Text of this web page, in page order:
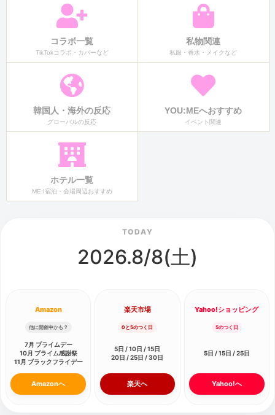
コラボ一覧
TikTokコラボ・カバーなど
私物関連
私服・香水・メイクなど
韓国人・海外の反応
グローバルの反応
YOU:MEへおすすめ
イベント関連
ホテル一覧
ME:I宿泊・会場周辺おすすめ
TODAY
2026.8/8(土)
Amazon
他に開催中かも？
7月 プライムデー
10月 プライム感謝祭
11月 ブラックフライデー
Amazonへ
楽天市場
0と5のつく日
5日 / 10日 / 15日
20日 / 25日 / 30日
楽天へ
Yahoo!ショッピング
5のつく日
5日 / 15日 / 25日
Yahoo!へ